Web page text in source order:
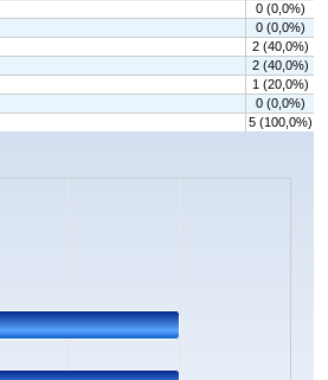
0 (0,0%)
0 (0,0%)
2 (40,0%)
2 (40,0%)
1 (20,0%)
0 (0,0%)
5 (100,0%)
categories.